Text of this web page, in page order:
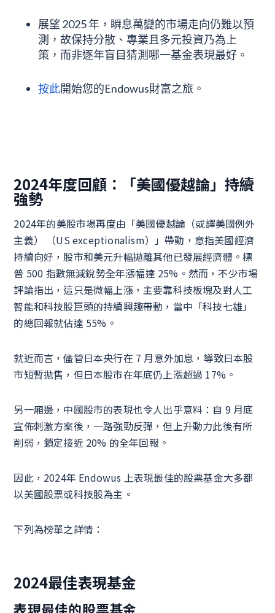
展望 2025 年，瞬息萬變的市場走向仍難以預
測，故保持分散、專業且多元投資乃為上
策，而非逐年盲目猜測哪一基金表現最好。
按此開始您的Endowus財富之旅。
2024年度回顧：「美國優越論」持續
強勢
2024年的美股市場再度由「美國優越論（或譯美國例外
主義） （US exceptionalism）」帶動，意指美國經濟
持續向好，股市和美元升幅拋離其他已發展經濟體。標
普 500 指數無減銳勢全年漲幅達 25%。然而，不少市場
評論指出，這只是微幅上漲，主要靠科技板塊及對人工
智能和科技股巨頭的持續興趣帶動，當中「科技七雄」
的總回報就佔達 55%。
就近而言，儘管日本央行在 7 月意外加息，導致日本股
市短暫拋售，但日本股市在年底仍上漲超過 17%。
另一廂邊，中國股市的表現也令人出乎意料：自 9 月底
宣佈刺激方案後，一路強勁反彈，但上升動力此後有所
削弱，鎖定接近 20% 的全年回報。
因此，2024年 Endowus 上表現最佳的股票基金大多都
以美國股票或科技股為主。
下列為榜單之詳情：
2024最佳表現基金
表現最佳的股票基金